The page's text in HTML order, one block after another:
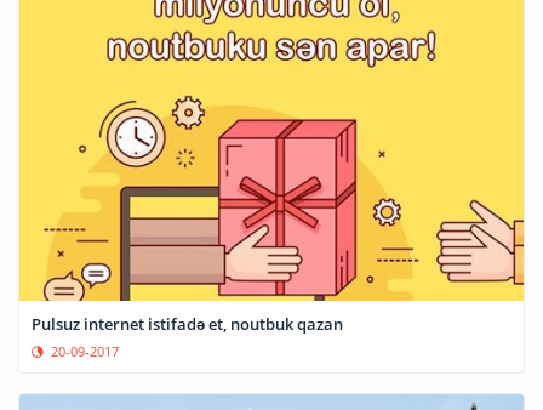
Pulsuz internet istifadə et, noutbuk qazan
20-09-2017